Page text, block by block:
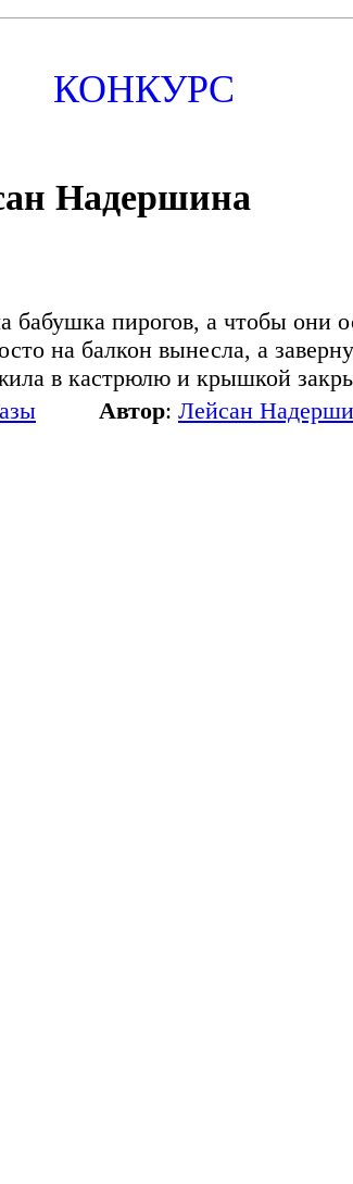
КОНКУРС
Надершина
бабушка пирогов, а чтобы они
на балкон вынесла, а
в кастрюлю и крышкой
Автор: Лейсан